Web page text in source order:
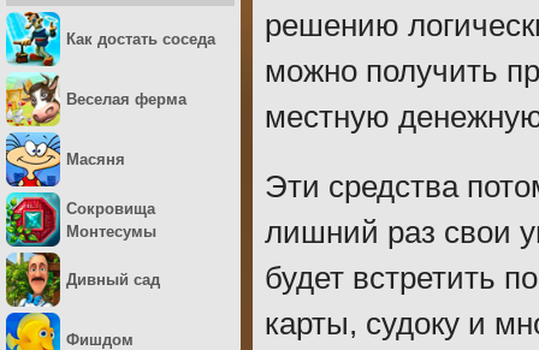
решению
можно получить
местную
Эти средства
лишний раз свои
будет встретить
карты, судоку и
Как достать соседа
Веселая ферма
Масяня
Сокровища
Монтесумы
Дивный сад
Фишдом